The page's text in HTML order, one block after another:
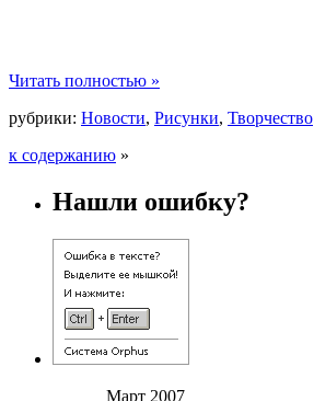
Читать полностью »
рубрики: Новости, Рисунки, Творчество
к содержанию »
Нашли ошибку?
Март 2007